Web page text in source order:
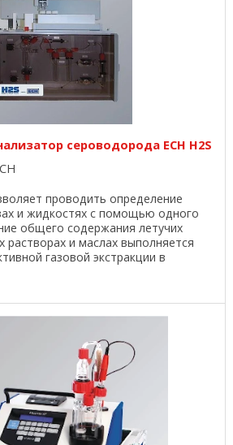
сероводорода ECH H2S
проводить определение
и жидкостях с помощью одного
общего содержания летучих
и маслах выполняется
газовой экстракции в